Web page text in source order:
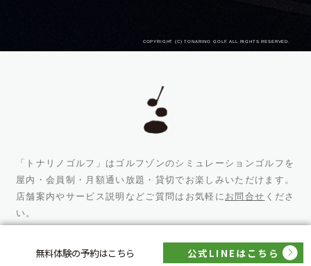
COPYRIGHT (C) TONARINO GOLF ALL RIGHTS RESERVED.
「トナリノゴルフ」はゴルフゾンのシミュレーションゴルフを
屋内・会員制・月額通い放題・貸切でお楽しみいただけます。
店舗案内やサービス説明などご質問はお気軽に お問合せ くださ
い。
無料体験の予約はこちら 公式LINEはこちら